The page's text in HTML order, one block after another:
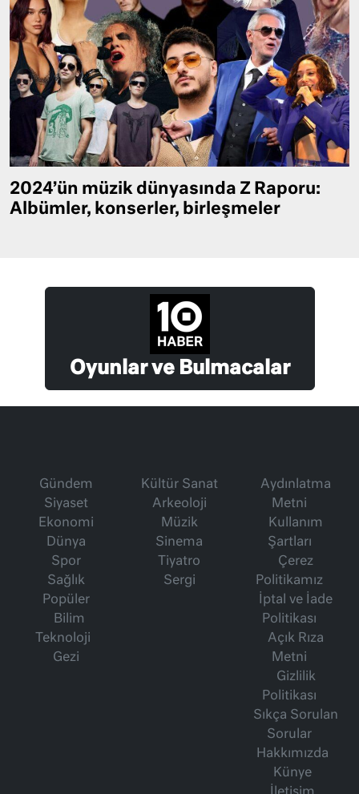
2024’ün müzik dünyasında Z Raporu:
Albümler, konserler, birleşmeler
Oyunlar ve Bulmacalar
Gündem
Siyaset
Ekonomi
Dünya
Spor
Sağlık
Popüler
Bilim
Teknoloji
Gezi
Kültür Sanat
Arkeoloji
Müzik
Sinema
Tiyatro
Sergi
Aydınlatma
Metni
Kullanım
Şartları
Çerez
Politikamız
İptal ve İade
Politikası
Açık Rıza
Metni
Gizlilik
Politikası
Sıkça Sorulan
Sorular
Hakkımızda
Künye